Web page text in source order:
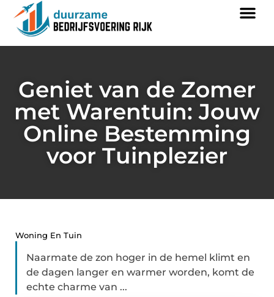
Geniet van de Zomer
met Warentuin: Jouw
Online Bestemming
voor Tuinplezier
Woning En Tuin
Naarmate de zon hoger in de hemel klimt en
de dagen langer en warmer worden, komt de
echte charme van ...